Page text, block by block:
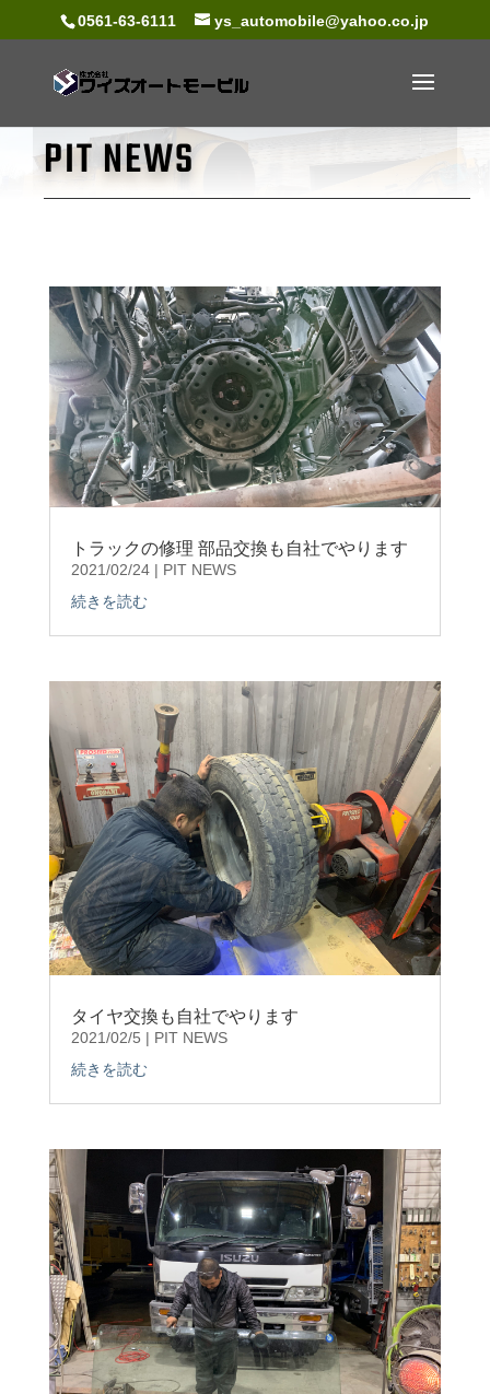
0561-63-6111 ys_automobile@yahoo.co.jp
PIT NEWS
トラックの修理 部品交換も自社でやります
2021/02/24| PIT NEWS
続きを読む
タイヤ交換も自社でやります
2021/02/5 | PIT NEWS
続きを読む